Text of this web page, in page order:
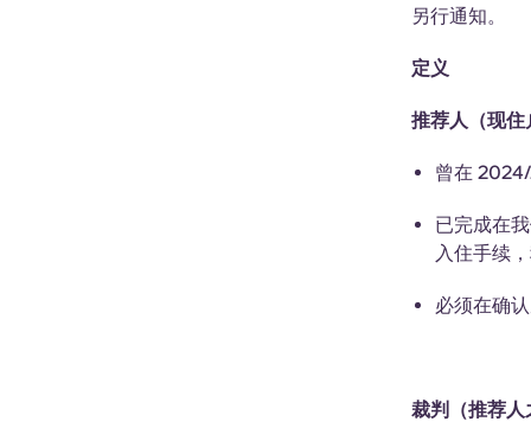
另行通知。
定义
推荐人（现
曾在
已完成在
入住手续
必须在确
裁判（推荐